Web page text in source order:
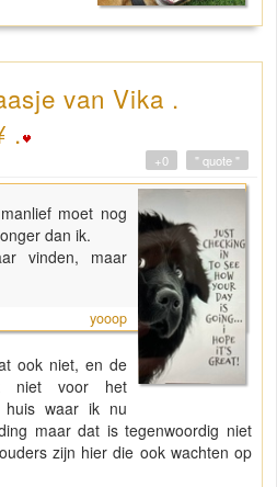
van Vika .
.
" quote "
+0
moet nog
dan ik.
vinden, maar
yooop
ook niet, en de
niet voor het
waar ik nu
maar dat is tegenwoordig niet
zijn hier die ook wachten op